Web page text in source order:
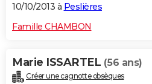
10/10/2013 à Peslières
Famille CHAMBON
Marie ISSARTEL (56 ans)
Créer une cagnotte obsèques